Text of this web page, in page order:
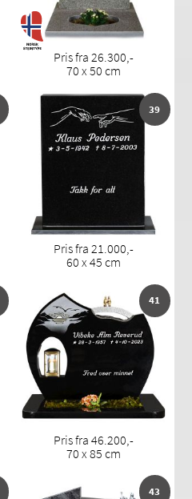
Pris fra 26.300,-
70 x 50 cm
39
Pris fra 21.000,-
60 x 45 cm
41
Pris fra 46.200,-
70 x 85 cm
43